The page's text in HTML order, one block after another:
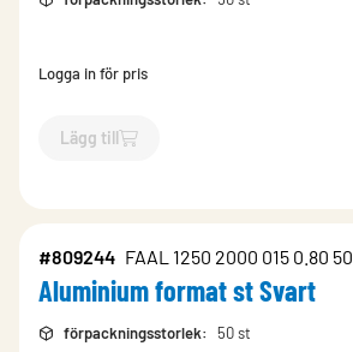
Logga in för pris
Lägg till
`$Lägg till
#809244 FAAL 1250 2000 015 0.80 50
Aluminium format st Svart
förpackningsstorlek: 50 st